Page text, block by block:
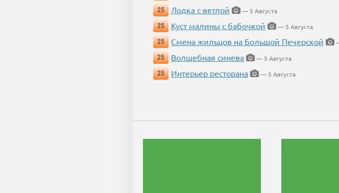
25
Лодка с ветлой
— 5 Августа
25
Куст малины с бабочкой
— 5 Августа
25
Смена жильцов на Большой Печерской
25
Волшебная синева
— 5 Августа
25
Интерьер ресторана — 5 Августа